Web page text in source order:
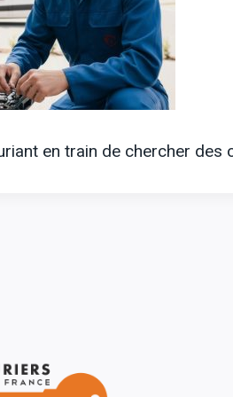
en train de chercher des